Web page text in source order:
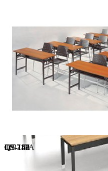
大班台系列
办公桌系列
屏风系列
椅子系列
接待台系列
学校家具
酒店家具系列
公共家具系列
GL-39B205-3
博睿002
028
QT-150
LS-717A
QT-147
QT-149
LS-717
QT-152